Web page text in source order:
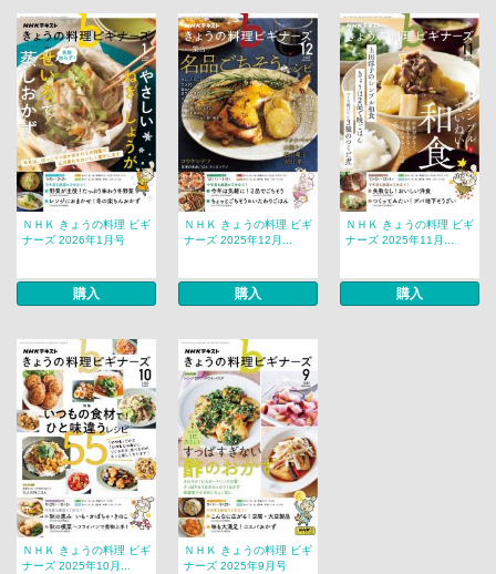
ＮＨＫ きょうの料理 ビギ
ナーズ 2026年1月号
購入
ＮＨＫ きょうの料理 ビギ
ナーズ 2025年12月...
購入
ＮＨＫ きょうの料理 ビギ
ナーズ 2025年11月...
購入
ＮＨＫ きょうの料理 ビギ
ナーズ 2025年10月...
ＮＨＫ きょうの料理 ビギ
ナーズ 2025年9月号